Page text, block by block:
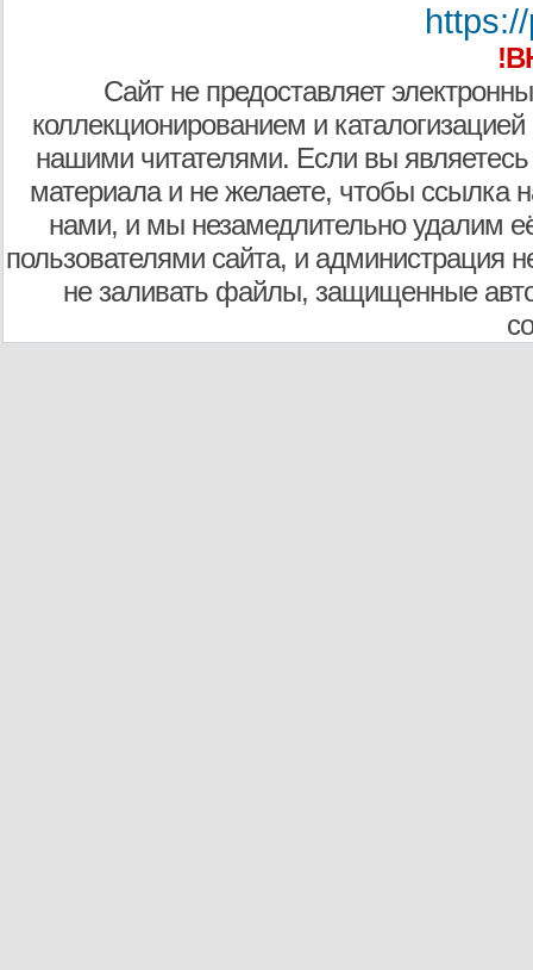
Сайт не предоставляет
коллекционированием и
нашими читателями. Если вы являетесь
материала и не желаете, чтобы ссылка
нами, и мы незамедлительно удалим
пользователями сайта, и администрация
не заливать файлы, защищенные